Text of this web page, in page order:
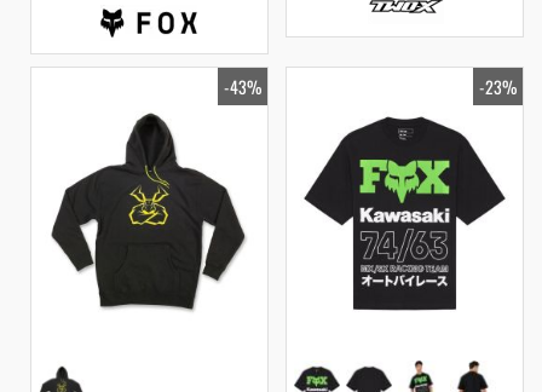
-43% -23%